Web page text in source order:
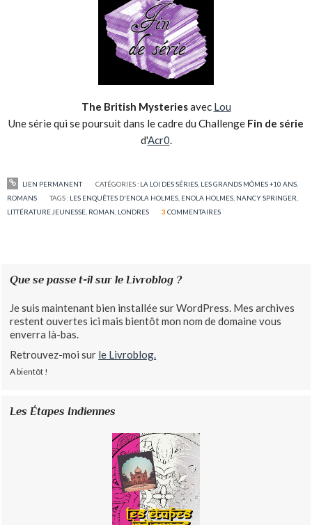
The British Mysteriesavec Lou
Une série qui se poursuit dans le cadre du Challenge Fin de série
d'Acr0.
LIEN PERMANENT CATÉGORIES : LA LOI DES SÉRIES, LES GRANDS MÔMES +10 ANS,
ROMANS
TAGS : LES ENQUÊTES D'ENOLA HOLMES ENOLA HOLMES NANCY SPRINGER
LITTÉRATURE JEUNESSE ROMAN LONDRES 3 COMMENTAIRES
Que se passe t-il sur le Livroblog ?
Je suis maintenant bien installée sur WordPress. Mes archives
restent ouvertes ici mais bientôt mon nom de domaine vous
enverra là-bas.
Retrouvez-moi sur le Livroblog.
A bientôt !
Les Étapes Indiennes